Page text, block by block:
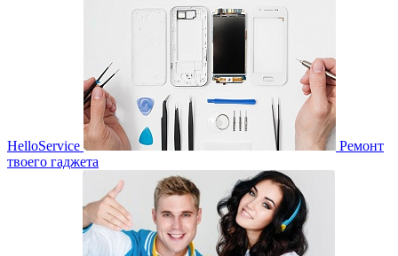
HelloService
Ремонт
твоего гаджета